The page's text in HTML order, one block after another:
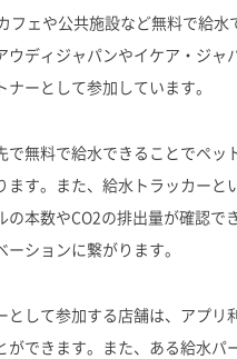
フェや公共施設など無料で給水
ウディジャパンやイケア・ジャ
ーとして参加しています。
で無料で給水できることでペッ
ます。また、給水トラッカーと
の本数やCO2の排出量が確認で
ションに繋がります。
として参加する店舗は、アプリ
ができます。また、ある給水パ